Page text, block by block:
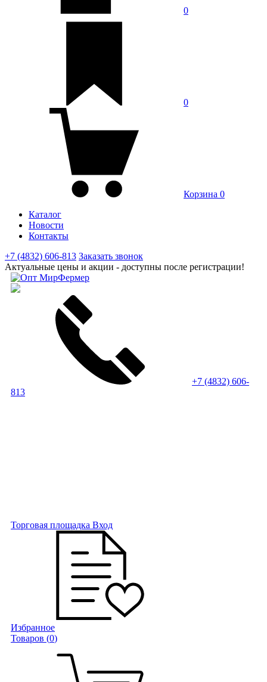
0
0
Корзина 0
Каталог
Новости
Контакты
+7 (4832) 606-813 Заказать звонок
Актуальные цены и акции - доступны после регистрации!
+7 (4832) 606-
813
Торговая площадка Вход
Избранное
Товаров (0)